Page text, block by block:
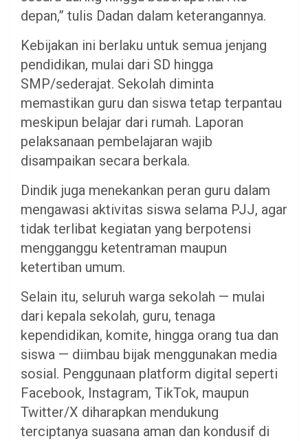
depan,” tulis Dadan dalam keterangannya.
Kebijakan ini berlaku untuk semua jenjang
pendidikan, mulai dari SD hingga
SMP/sederajat. Sekolah diminta
memastikan guru dan siswa tetap terpantau
meskipun belajar dari rumah. Laporan
pelaksanaan pembelajaran wajib
disampaikan secara berkala.
Dindik juga menekankan peran guru dalam
mengawasi aktivitas siswa selama PJJ, agar
tidak terlibat kegiatan yang berpotensi
mengganggu ketentraman maupun
ketertiban umum.
Selain itu, seluruh warga sekolah — mulai
dari kepala sekolah, guru, tenaga
kependidikan, komite, hingga orang tua dan
siswa — diimbau bijak menggunakan media
sosial. Penggunaan platform digital seperti
Facebook, Instagram, TikTok, maupun
Twitter/X diharapkan mendukung
terciptanya suasana aman dan kondusif di